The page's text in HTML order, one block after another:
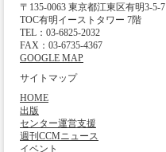
〒135-0063 東京都江東区有明3-5-7
TOC有明イーストタワー 7階
TEL：03-6825-2032
FAX：03-6735-4367
GOOGLE MAP
サイトマップ
HOME
出版
センター運営支援
週刊CCMニュース
イベント